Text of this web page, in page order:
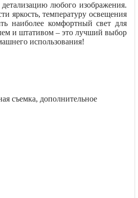
любого изображения.
яркость, температуру освещения
наиболее комфортный свет для
и штативом – это лучший выбор
использования!
съемка, дополнительное